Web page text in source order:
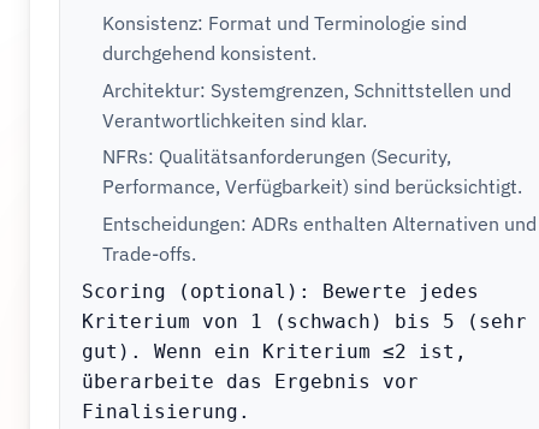
Konsistenz: Format und Terminologie sind
durchgehend konsistent.
Architektur: Systemgrenzen, Schnittstellen und
Verantwortlichkeiten sind klar.
NFRs: Qualitätsanforderungen (Security,
Performance, Verfügbarkeit) sind berücksichtigt.
Entscheidungen: ADRs enthalten Alternativen und
Trade-offs.
Scoring (optional): Bewerte jedes
Kriterium von 1 (schwach) bis 5 (sehr
gut). Wenn ein Kriterium ≤2 ist,
überarbeite das Ergebnis vor
Finalisierung.